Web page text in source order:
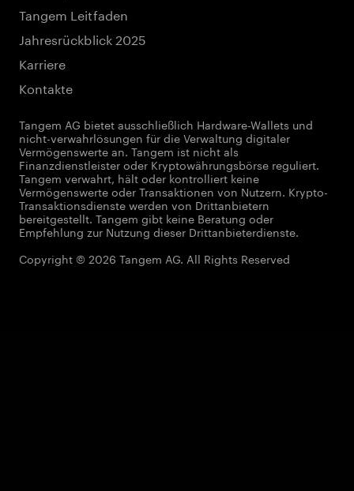
Tangem Leitfaden
Jahresrückblick 2025
Karriere
Kontakte
Tangem AG bietet ausschließlich Hardware-Wallets und
nicht-verwahrlösungen für die Verwaltung digitaler
Vermögenswerte an. Tangem ist nicht als
Finanzdienstleister oder Kryptowährungsbörse reguliert.
Tangem verwahrt, hält oder kontrolliert keine
Vermögenswerte oder Transaktionen von Nutzern. Krypto-
Transaktionsdienste werden von Drittanbietern
bereitgestellt. Tangem gibt keine Beratung oder
Empfehlung zur Nutzung dieser Drittanbieterdienste.